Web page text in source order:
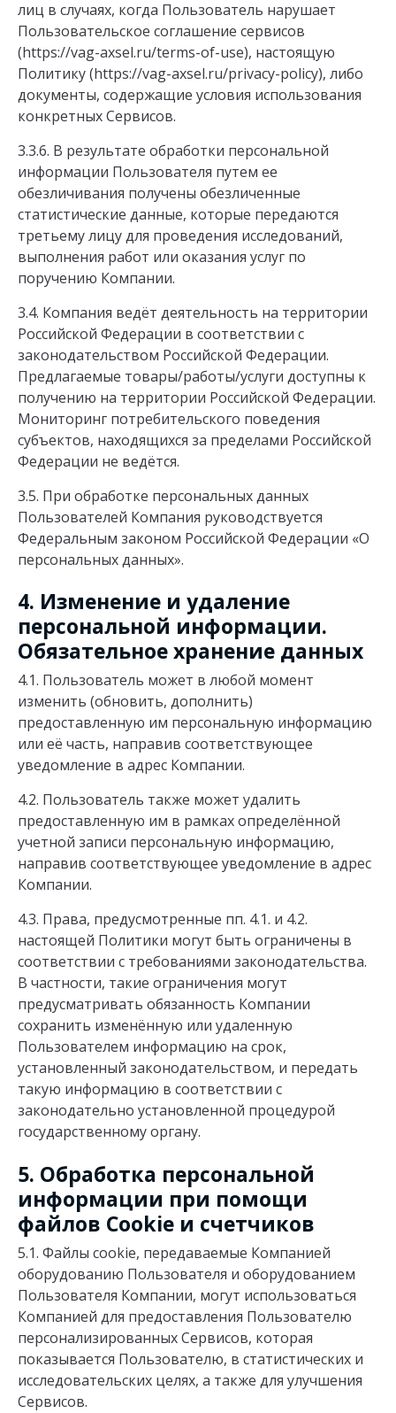
лиц в случаях, когда Пользователь нарушает
Пользовательское соглашение сервисов
(https://vag-axsel.ru/terms-of-use), настоящую
Политику (https://vag-axsel.ru/privacy-policy), либо
документы, содержащие условия использования
конкретных Сервисов.
3.3.6. В результате обработки персональной
информации Пользователя путем ее
обезличивания получены обезличенные
статистические данные, которые передаются
третьему лицу для проведения исследований,
выполнения работ или оказания услуг по
поручению Компании.
3.4. Компания ведёт деятельность на территории
Российской Федерации в соответствии с
законодательством Российской Федерации.
Предлагаемые товары/работы/услуги доступны к
получению на территории Российской Федерации.
Мониторинг потребительского поведения
субъектов, находящихся за пределами Российской
Федерации не ведётся.
3.5. При обработке персональных данных
Пользователей Компания руководствуется
Федеральным законом Российской Федерации «О
персональных данных».
4. Изменение и удаление
персональной информации.
Обязательное хранение данных
4.1. Пользователь может в любой момент
изменить (обновить, дополнить)
предоставленную им персональную информацию
или её часть, направив соответствующее
уведомление в адрес Компании.
4.2. Пользователь также может удалить
предоставленную им в рамках определённой
учетной записи персональную информацию,
направив соответствующее уведомление в адрес
Компании.
4.3. Права, предусмотренные пп. 4.1. и 4.2.
настоящей Политики могут быть ограничены в
соответствии с требованиями законодательства.
В частности, такие ограничения могут
предусматривать обязанность Компании
сохранить изменённую или удаленную
Пользователем информацию на срок,
установленный законодательством, и передать
такую информацию в соответствии с
законодательно установленной процедурой
государственному органу.
5. Обработка персональной
информации при помощи
файлов Cookie и счетчиков
5.1. Файлы cookie, передаваемые Компанией
оборудованию Пользователя и оборудованием
Пользователя Компании, могут использоваться
Компанией для предоставления Пользователю
персонализированных Сервисов, которая
показывается Пользователю, в статистических и
исследовательских целях, а также для улучшения
Сервисов.